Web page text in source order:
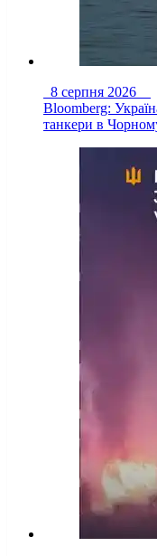
8 серпня 2026
Bloomberg:
танкери в